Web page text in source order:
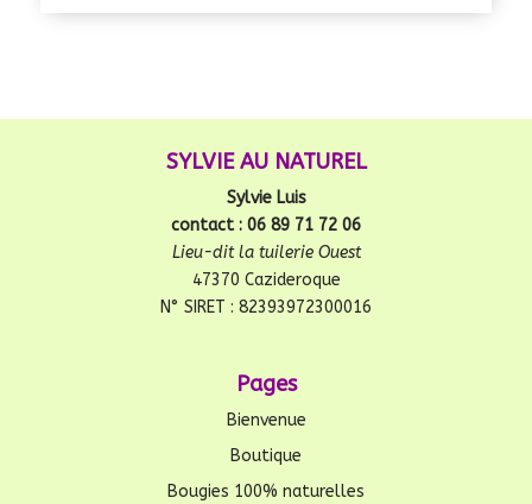
SYLVIE AU NATUREL
Sylvie Luis
contact : 06 89 71 72 06
Lieu-dit la tuilerie Ouest
47370 Cazideroque
N° SIRET : 82393972300016
Pages
Bienvenue
Boutique
Bougies 100% naturelles